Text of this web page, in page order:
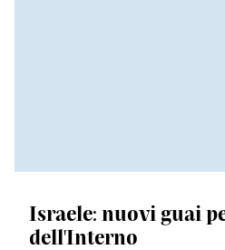
Israele: nuovi guai
dell'Interno